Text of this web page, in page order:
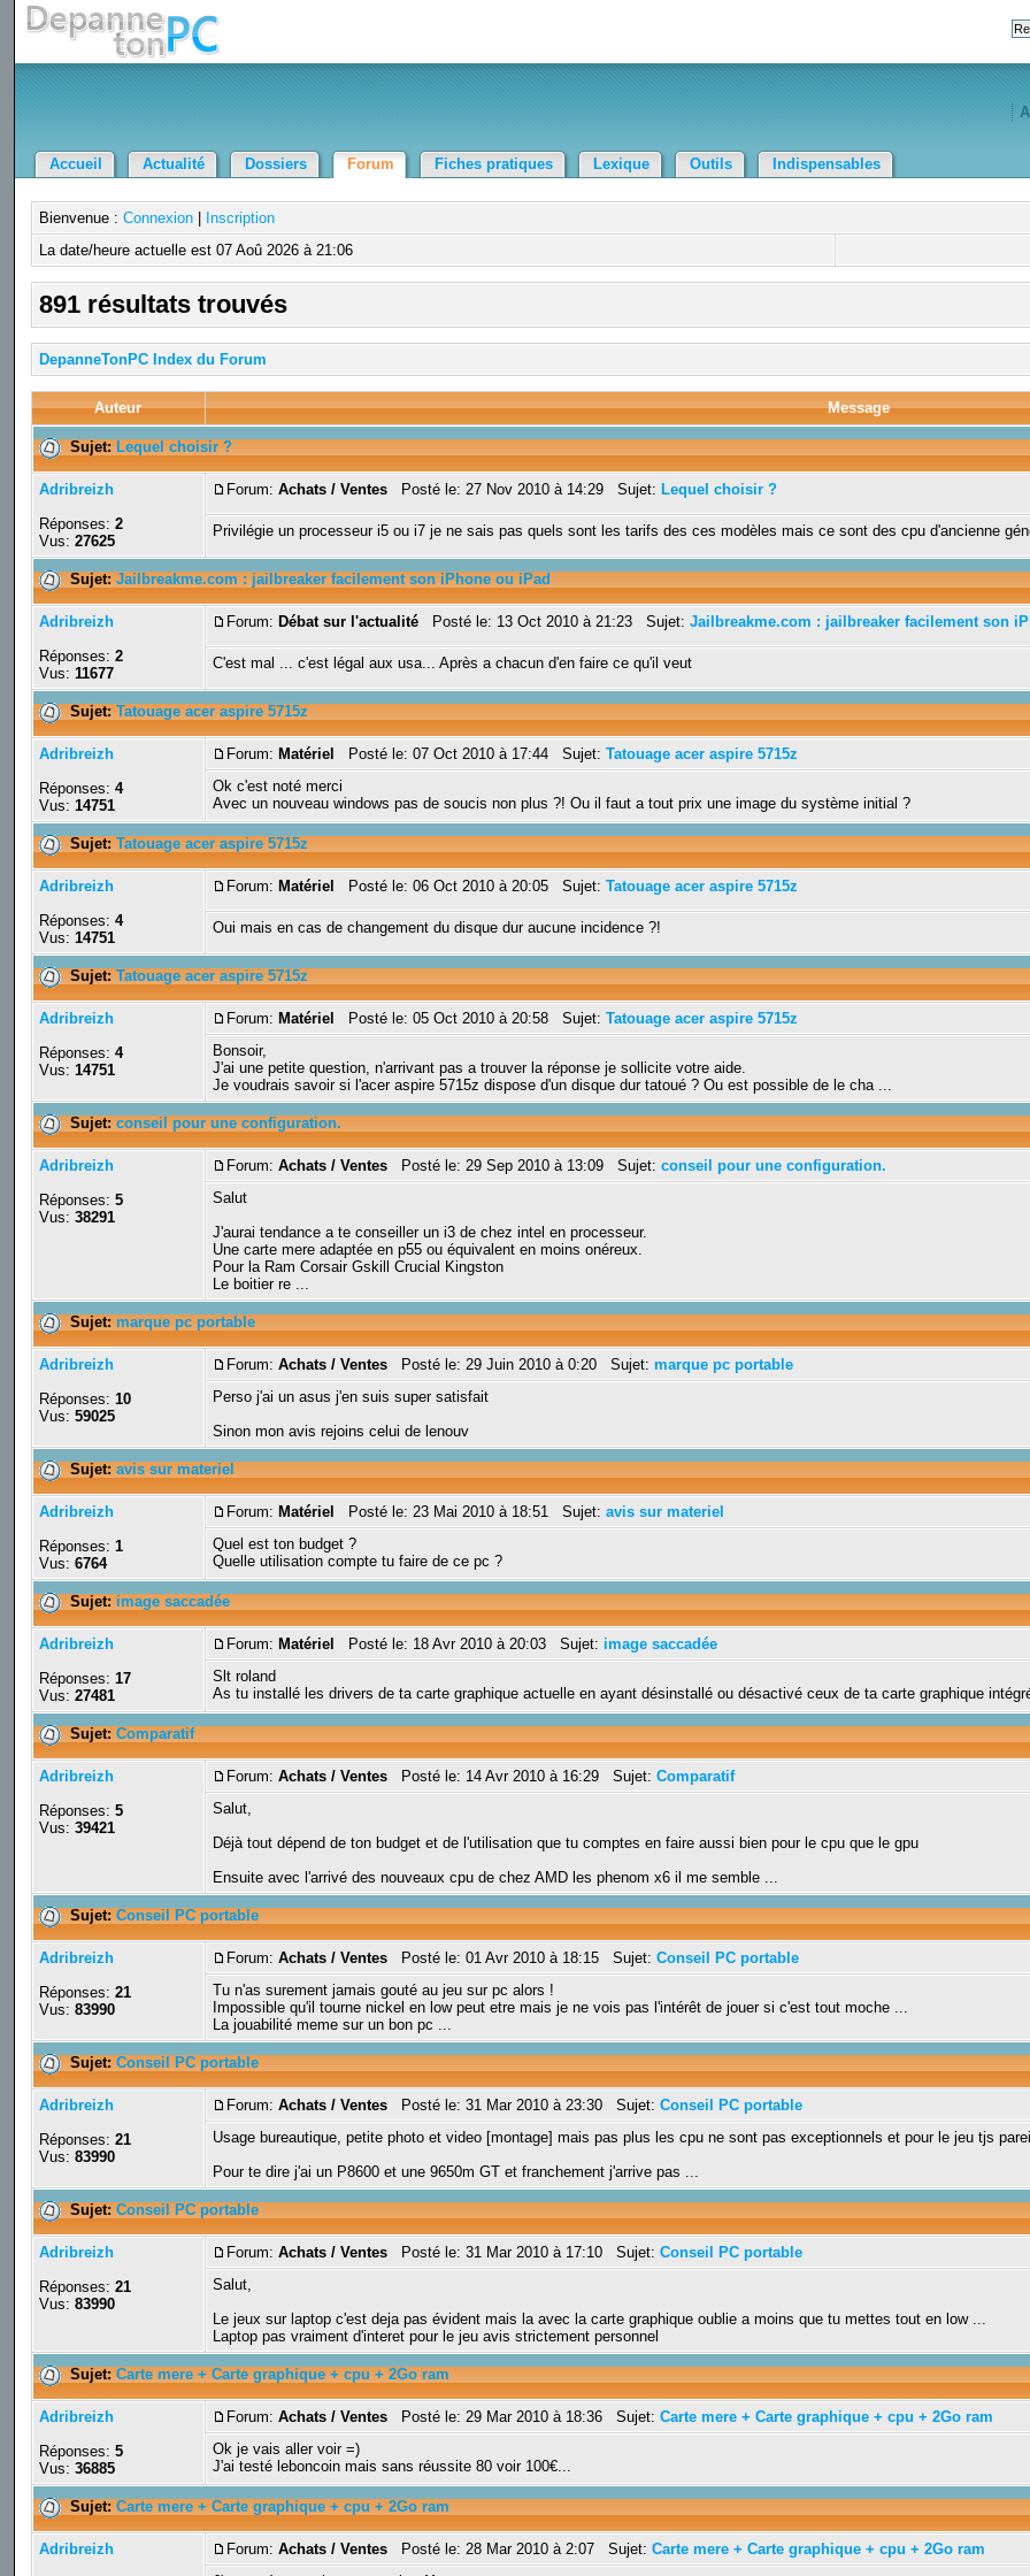
Accueil Actualité Dossiers Forum Fiches pratiques Lexique Outils Indispensables
Bienvenue : Connexion|
Inscription
La date/heure actuelle est 07 Aoû 2026 à 21:06
891 résultats trouvés
DepanneTonPC Index du Forum
Auteur Message
Sujet: Lequel choisir ?
Adribreizh
Réponses: 2
Vus: 27625
Forum: Achats / VentesPosté le: 27 Nov 2010 à 14:29 Sujet: Lequel choisir ?
Privilégie un processeur i5 ou i7 je ne sais pas quels sont les tarifs des ces modèles mais ce sont des cpu d'ancienne
Sujet: Jailbreakme.com : jailbreaker facilement son iPhone ou iPad
Adribreizh
Réponses: 2
Vus: 11677
Forum: Débat sur l'actualitéPosté le: 13 Oct 2010 à 21:23 Sujet: Jailbreakme.com : jailbreaker facilement son
C'est mal ... c'est légal aux usa... Après a chacun d'en faire ce qu'il veut
Sujet: Tatouage acer aspire 5715z
Adribreizh
Réponses: 4
Vus: 14751
Forum: Matériel Posté le: 07 Oct 2010 à 17:44 Sujet: Tatouage acer aspire 5715z
Ok c'est noté merci
Avec un nouveau windows pas de soucis non plus ?! Ou il faut a tout prix une image du système initial ?
Sujet: Tatouage acer aspire 5715z
Adribreizh
Réponses: 4
Vus: 14751
Forum: Matériel Posté le: 06 Oct 2010 à 20:05 Sujet: Tatouage acer aspire 5715z
Oui mais en cas de changement du disque dur aucune incidence ?!
Sujet: Tatouage acer aspire 5715z
Adribreizh
Réponses: 4
Vus: 14751
Forum: Matériel Posté le: 05 Oct 2010 à 20:58 Sujet: Tatouage acer aspire 5715z
Bonsoir,
J'ai une petite question, n'arrivant pas a trouver la réponse je sollicite votre aide.
Je voudrais savoir si l'acer aspire 5715z dispose d'un disque dur tatoué ? Ou est possible de le cha ...
Sujet: conseil pour une configuration.
Adribreizh
Réponses: 5
Vus: 38291
Forum: Achats / VentesPosté le: 29 Sep 2010 à 13:09 Sujet: conseil pour une configuration.
Salut
J'aurai tendance a te conseiller un i3 de chez intel en processeur.
Une carte mere adaptée en p55 ou équivalent en moins onéreux.
Pour la Ram Corsair Gskill Crucial Kingston
Le boitier re ...
Sujet: marque pc portable
Adribreizh
Réponses: 10
Vus: 59025
Forum: Achats / VentesPosté le: 29 Juin 2010 à 0:20 Sujet: marque pc portable
Perso j'ai un asus j'en suis super satisfait
Sinon mon avis rejoins celui de lenouv
Sujet: avis sur materiel
Adribreizh
Réponses: 1
Vus: 6764
Forum: Matériel Posté le: 23 Mai 2010 à 18:51 Sujet: avis sur materiel
Quel est ton budget ?
Quelle utilisation compte tu faire de ce pc ?
Sujet: image saccadée
Adribreizh
Réponses: 17
Vus: 27481
Forum: Matériel Posté le: 18 Avr 2010 à 20:03 Sujet: image saccadée
Slt roland
As tu installé les drivers de ta carte graphique actuelle en ayant désinstallé ou désactivé ceux de ta carte graphique
Sujet: Comparatif
Adribreizh
Réponses: 5
Vus: 39421
Forum: Achats / VentesPosté le: 14 Avr 2010 à 16:29 Sujet: Comparatif
Salut,
Déjà tout dépend de ton budget et de l'utilisation que tu comptes en faire aussi bien pour le cpu que le gpu
Ensuite avec l'arrivé des nouveaux cpu de chez AMD les phenom x6 il me semble ...
Sujet: Conseil PC portable
Adribreizh
Réponses: 21
Vus: 83990
Forum: Achats / VentesPosté le: 01 Avr 2010 à 18:15 Sujet: Conseil PC portable
Tu n'as surement jamais gouté au jeu sur pc alors !
Impossible qu'il tourne nickel en low peut etre mais je ne vois pas l'intérêt de jouer si c'est tout moche ...
La jouabilité meme sur un bon pc ...
Sujet: Conseil PC portable
Adribreizh
Réponses: 21
Vus: 83990
Forum: Achats / VentesPosté le: 31 Mar 2010 à 23:30 Sujet: Conseil PC portable
Usage bureautique, petite photo et video [montage] mais pas plus les cpu ne sont pas exceptionnels et pour le jeu tjs
Pour te dire j'ai un P8600 et une 9650m GT et franchement j'arrive pas ...
Sujet: Conseil PC portable
Adribreizh
Réponses: 21
Vus: 83990
Forum: Achats / VentesPosté le: 31 Mar 2010 à 17:10 Sujet: Conseil PC portable
Salut,
Le jeux sur laptop c'est deja pas évident mais la avec la carte graphique oublie a moins que tu mettes tout en low ...
Laptop pas vraiment d'interet pour le jeu avis strictement personnel
Sujet: Carte mere + Carte graphique + cpu + 2Go ram
Adribreizh
Réponses: 5
Vus: 36885
Forum: Achats / VentesPosté le: 29 Mar 2010 à 18:36 Sujet: Carte mere + Carte graphique + cpu + 2Go ram
Ok je vais aller voir =)
J'ai testé leboncoin mais sans réussite 80 voir 100€...
Sujet: Carte mere + Carte graphique + cpu + 2Go ram
Adribreizh
Forum: Achats / VentesPosté le: 28 Mar 2010 à 2:07 Sujet: Carte mere + Carte graphique + cpu + 2Go ram